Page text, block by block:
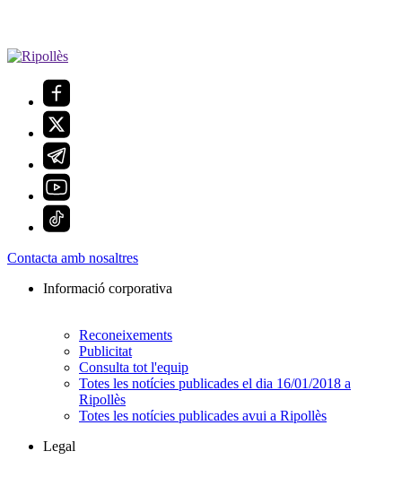
Contacta amb nosaltres
Informació corporativa
Reconeixements
Publicitat
Consulta tot l'equip
Totes les notícies publicades el dia 16/01/2018 a
Ripollès
Totes les notícies publicades avui a Ripollès
Legal